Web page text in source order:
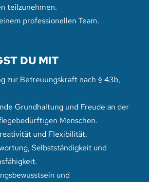
teilzunehmen.
professionellen Team.
DU MIT
zur Betreuungskraft nach § 43b,
Grundhaltung und Freude an der
Menschen.
und Flexibilität.
Selbstständigkeit und
und